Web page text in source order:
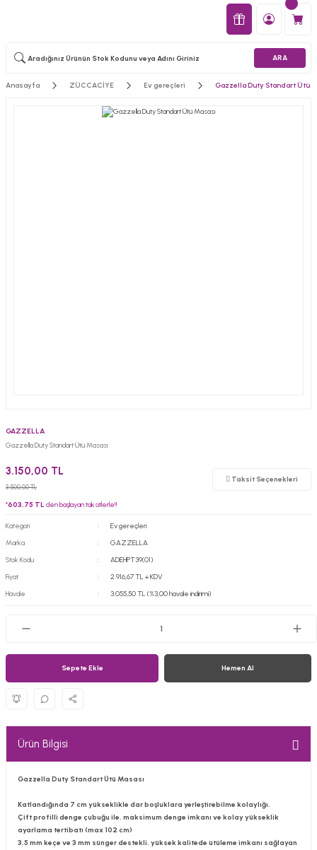
ARA
Anasayfa ZÜCCACİYE Ev gereçleri Gazzella Duty Standart Ütü
GAZZELLA
Gazzella Duty Standart Ütü Masası
3.150,00 TL
3.500,00 TL
Taksit Seçenekleri
*603,75 TL den başlayan taksitlerle!!
Kategori
Ev gereçleri
Marka
GAZZELLA
Stok Kodu
ADEHPT39(01)
Fiyat
2.916,67 TL + KDV
Havale
3.055,50 TL (%3,00 havale indirimi)
Sepete Ekle Hemen Al
Ürün Bilgisi
Gazzella Duty Standart Ütü Masası
Katlandığında 7 cm yükseklikle dar boşluklara yerleştirebilme kolaylığı.
Çift profilli denge çubuğu ile, maksimum denge imkanı ve kolay yükseklik
ayarlama tertibatı (max 102 cm)
3,5 mm keçe ve 3 mm sünger destekli, yüksek kalitede ütüleme imkanı sağlayan